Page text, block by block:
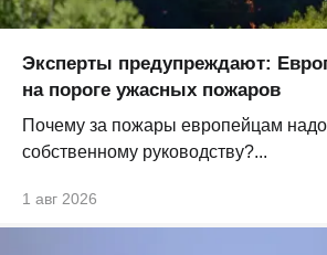
Эксперты предупреждают:
на пороге ужасных пожаров
Почему за пожары европейцам надо
собственному руководству?...
1 авг 2026